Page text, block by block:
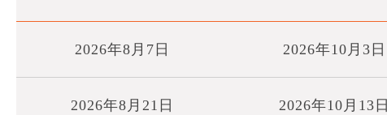
2026年8月7日 2026年10月3日
2026年8月21日 2026年10月13日